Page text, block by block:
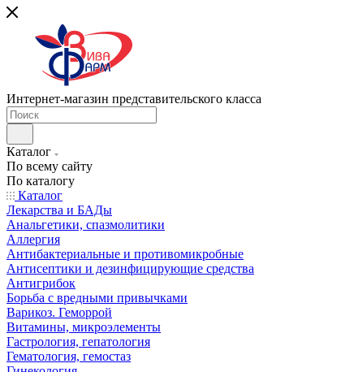
Интернет-магазин представительского класса
Каталог
По всему сайту
По каталогу
Каталог
Лекарства и БАДы
Анальгетики, спазмолитики
Аллергия
Антибактериальные и противомикробные
Антисептики и дезинфицирующие средства
Антигрибок
Борьба с вредными привычками
Варикоз. Геморрой
Витамины, микроэлементы
Гастрология, гепатология
Гематология, гемостаз